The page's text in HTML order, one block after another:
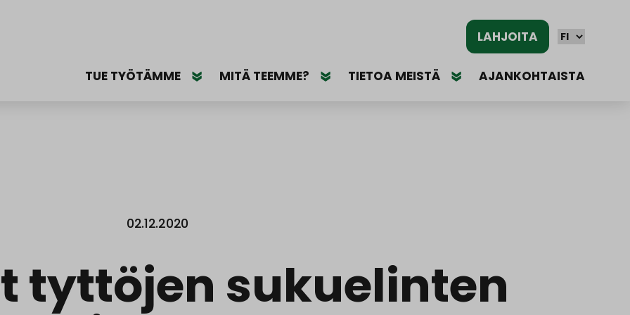
TUE TYÖTÄMME MITÄ TEEMME? TIETOA MEISTÄ AJANKOHTAISTA
LAHJOITA
02.12.2020
tyttöjen sukuelinten